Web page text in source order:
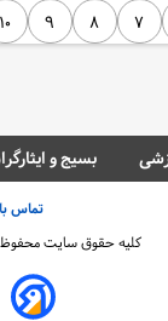
۷ ۸ ۹ ۱۰
بسیج و
تماس
کلیه حقوق سایت